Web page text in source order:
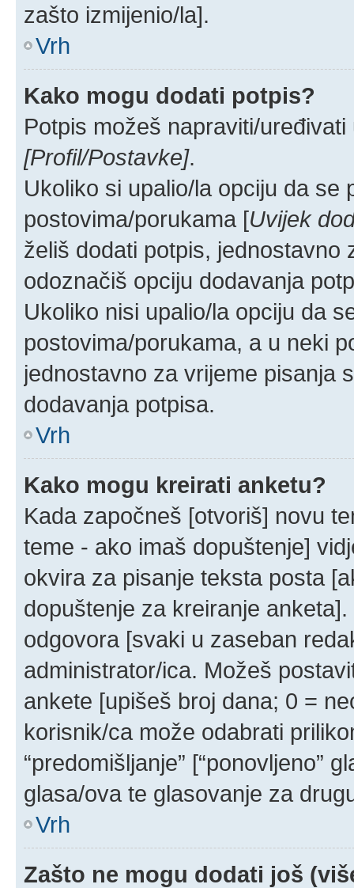
zašto izmijenio/la].
Vrh
Kako mogu dodati potpis?
Potpis možeš napraviti/
[Profil/Postavke].
Ukoliko si upalio/la opciju da se
postovima/porukama [Uvijek
želiš dodati potpis, jednostavno
odoznačiš opciju dodavanja
Ukoliko nisi upalio/la opciju da
postovima/porukama, a u neki
jednostavno za vrijeme pisanja
dodavanja potpisa.
Vrh
Kako mogu kreirati anketu?
Kada započneš [otvoriš] novu
teme - ako imaš dopuštenje]
okvira za pisanje teksta posta
dopuštenje za kreiranje
odgovora [svaki u zaseban
administrator/ica. Možeš
ankete [upišeš broj dana; 0 =
korisnik/ca može odabrati
“predomišljanje” [“ponovljeno”
glasa/ova te glasovanje za
Vrh
Zašto ne mogu dodati još